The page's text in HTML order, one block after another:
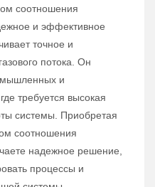
соотношения
и эффективное
точное и
потока. Он
и
требуется высокая
системы. Приобретая
соотношения
надежное решение,
процессы и